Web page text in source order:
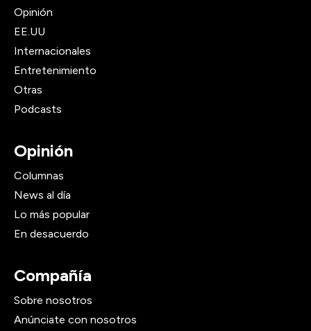
Opinión
EE.UU
Internacionales
Entretenimiento
Otras
Podcasts
Opinión
Columnas
News al día
Lo más popular
En desacuerdo
Compañía
Sobre nosotros
Anúnciate con nosotros